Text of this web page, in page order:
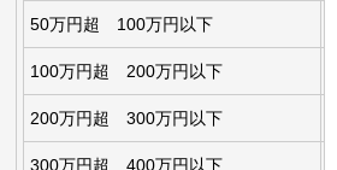
50万円超 100万円以下
100万円超 200万円以下
200万円超 300万円以下
300万円超 400万円以下